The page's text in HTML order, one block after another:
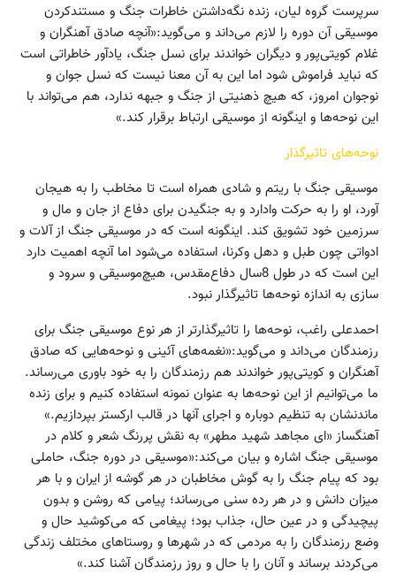
سرپرست گروه لیان، زنده نگه‌داشتن خاطرات جنگ و مستندکردن
موسیقی آن دوره را لازم می‌داند و می‌گوید:«آنچه صادق آهنگران و
غلام کویتی‌پور و دیگران خواندند برای نسل جنگ، یادآور خاطراتی است
که نباید فراموش شود اما این به آن معنا نیست که نسل جوان و
نوجوان امروز،‌ که هیچ ذهنیتی از جنگ و جبهه ندارد، هم می‌تواند با
این نوحه‌ها و اینگونه از موسیقی ارتباط برقرار کند.»
نوحه‌های تاثیرگذار
موسیقی جنگ با ریتم و شادی همراه است تا مخاطب را به هیجان
آورد، او را به حرکت وادارد و به جنگیدن برای دفاع از جان و مال و
سرزمین خود تشویق کند. اینگونه است که در موسیقی جنگ از آلات و
ادواتی چون طبل و دهل وکرنا، استفاده می‌شود اما آنچه اهمیت دارد
این است که در طول 8سال دفاع‌مقدس، هیچ‌موسیقی و سرود و
سازی به اندازه نوحه‌ها تاثیرگذار نبود.
احمدعلی راغب، نوحه‌ها را تاثیرگذارتر از هر نوع موسیقی جنگ برای
رزمندگان می‌داند و می‌گوید:«نغمه‌های آئینی و نوحه‌هایی که صادق
آهنگران و کویتی‌پور خواندند هم رزمندگان را به خود باوری می‌رساند.
ما می‌توانیم از این نوحه‌ها به عنوان نمونه استفاده کنیم و برای زنده
ماندنشان به تنظیم دوباره و اجرای آنها در قالب ارکستر بپردازیم.»
آهنگساز «ای مجاهد شهید مطهر» به نقش پررنگ شعر و کلام در
موسیقی جنگ اشاره و بیان می‌کند:«موسیقی در دوره جنگ، حاملی
بود که پیام جنگ را به گوش مخاطبان در هر گوشه از ایران و با هر
میزان دانش و در هر رده سنی می‌رساند؛ پیامی که روشن و بدون
پیچیدگی و در عین حال، جذاب بود؛ پیغامی که می‌کوشید حال و
وضع رزمندگان را به مردمی که در شهرها و روستاهای مختلف زندگی
می‌کردند برساند و آنان را با حال و روز رزمندگان آشنا کند.»